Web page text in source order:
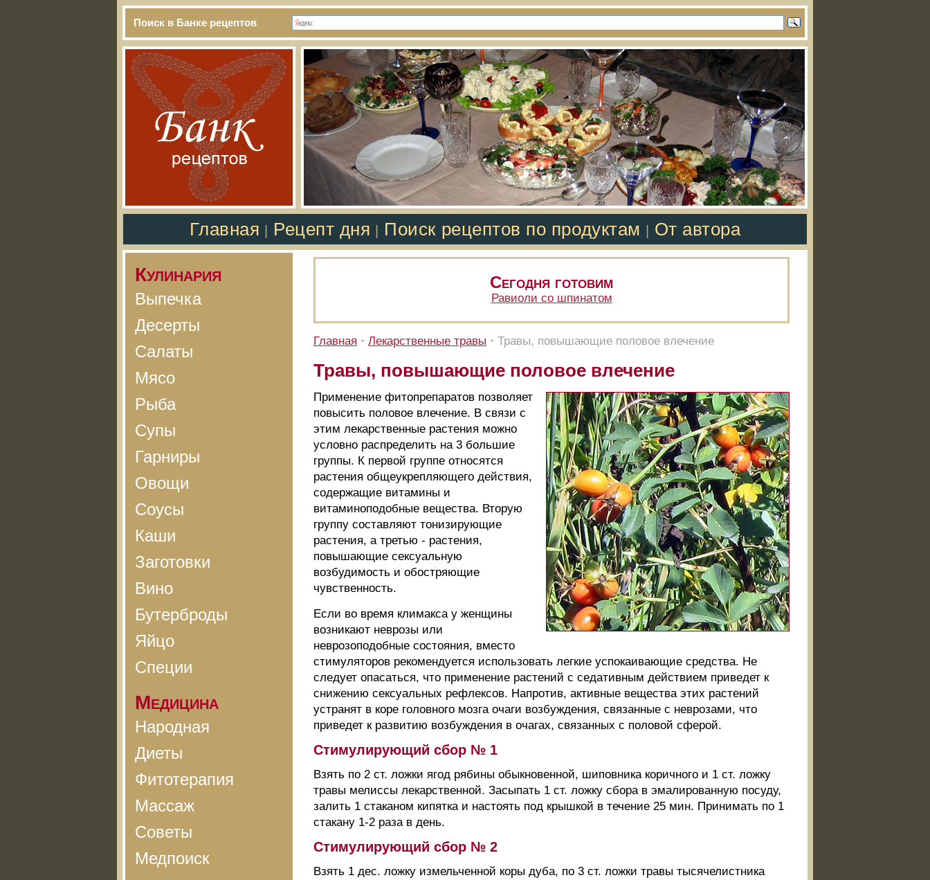
Поиск в Банке рецептов
Главная Рецепт дня Поиск рецептов по продуктам От автора
Кулинария
Выпечка
Десерты
Салаты
Мясо
Рыба
Супы
Гарниры
Овощи
Соусы
Каши
Заготовки
Вино
Бутерброды
Яйцо
Специи
Медицина
Народная
Диеты
Фитотерапия
Массаж
Советы
Медпоиск
Сегодня готовим
Равиоли со шпинатом
Главная • Лекарственные травы • Травы, повышающие половое влечение
Травы, повышающие половое влечение
Применение фитопрепаратов позволяет
повысить половое влечение. В связи с
этим лекарственные растения можно
условно распределить на 3 большие
группы. К первой группе относятся
растения общеукрепляющего действия,
содержащие витамины и
витаминоподобные вещества. Вторую
группу составляют тонизирующие
растения, а третью - растения,
повышающие сексуальную
возбудимость и обостряющие
чувственность.
Если во время климакса у женщины
возникают неврозы или
неврозоподобные состояния, вместо
стимуляторов рекомендуется использовать легкие успокаивающие средства. Не
следует опасаться, что применение растений с седативным действием приведет к
снижению сексуальных рефлексов. Напротив, активные вещества этих растений
устранят в коре головного мозга очаги возбуждения, связанные с неврозами, что
приведет к развитию возбуждения в очагах, связанных с половой сферой.
Стимулирующий сбор № 1
Взять по 2 ст. ложки ягод рябины обыкновенной, шиповника коричного и 1 ст. ложку
травы мелиссы лекарственной. Засыпать 1 ст. ложку сбора в эмалированную посуду,
залить 1 стаканом кипятка и настоять под крышкой в течение 25 мин. Принимать по 1
стакану 1-2 раза в день.
Стимулирующий сбор № 2
Взять 1 дес. ложку измельченной коры дуба, по 3 ст. ложки травы тысячелистника